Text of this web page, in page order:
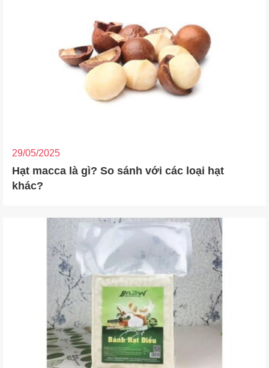
29/05/2025
Hạt macca là gì? So sánh với các loại hạt
khác?